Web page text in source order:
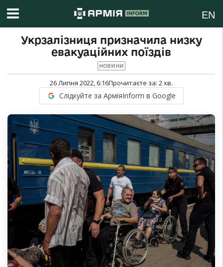
EN
Укрзалізниця призначила низку
евакуаційних поїздів
НОВИНИ
26 Липня 2022, 6:16Прочитаєте за: 2хв.
Слідкуйте за АрміяInform в Google